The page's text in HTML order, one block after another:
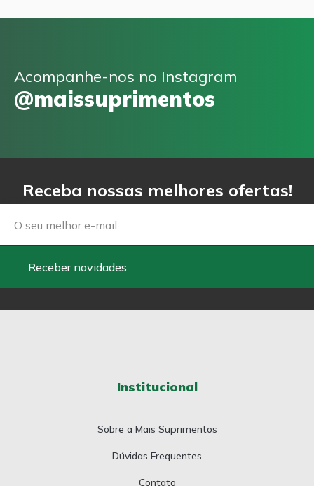
Acompanhe-nos no Instagram
@maissuprimentos
Receba nossas melhores ofertas!
Email
Receber novidades
Institucional
Sobre a Mais Suprimentos
Dúvidas Frequentes
Contato